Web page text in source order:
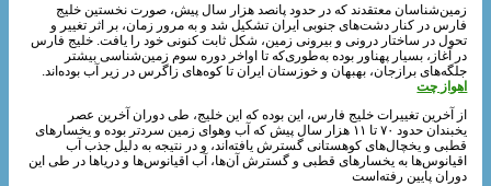
زمین‌شناسان معتقدند که در حدود پانصد هزار سال پیش، صورت نخستین خلیج
فارس در کنار دشت‌های جنوبی ایران تشکیل شد و به مرور زمان، بر اثر تغییر و
تحول در ساختار درونی و بیرونی زمین، شکل ثابت کنونی خود را یافت. خلیج فارس
در آغاز، بسیار پهناور بوده به‌طوری‌که تا اواخر دوره سوم زمین‌شناسی بیشتر
جلگه‌های برازجان، بهبهان و خوزستان ایران تا کوه‌های زاگرس در زیر آب بوده‌اند.
اهواز چت
از آخرین تغییرات خلیج فارس، این بوده که این خلیج، طی دوران آخرین عصر
یخبندان حدود ۷۰ تا ۱۱ هزار سال پیش که آب‌ وهوای زمین سردتر بوده و یخسارهای
قطبی و یخچال‌های کوهستانی گسترش یافته‌اند، و در نتیجه به دلیل جذب آب
اقیانوس‌ها به یخسارهای قطبی و گسترش آن‌ها، آب اقیانوس‌ها و دریاها در طی این
دوران پایین رفته‌است